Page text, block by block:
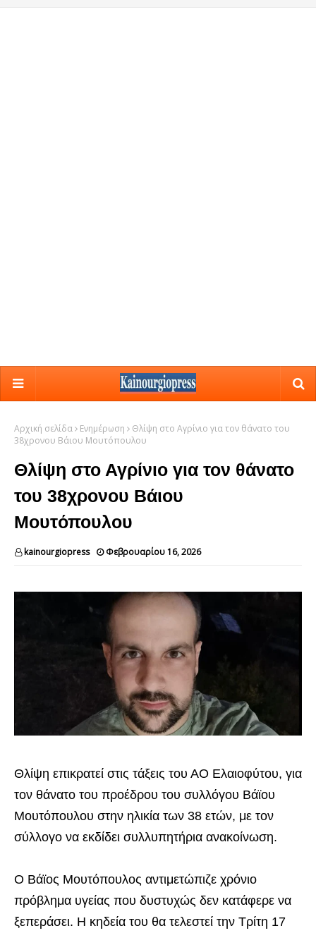
Αρχική σελίδα Ενημέρωση
Θλίψη στο Αγρίνιο για τον θάνατο του
38χρονου Βάιου Μουτόπουλου
Θλίψη στο Αγρίνιο για τον θάνατο
του 38χρονου Βάιου
Μουτόπουλου
kainourgiopress Φεβρουαρίου 16, 2026
Θλίψη επικρατεί στις τάξεις του ΑΟ Ελαιοφύτου, για
τον θάνατο του προέδρου του συλλόγου Βάϊου
Μουτόπουλου στην ηλικία των 38 ετών, με τον
σύλλογο να εκδίδει συλλυπητήρια ανακοίνωση.
Ο Βάϊος Μουτόπουλος αντιμετώπιζε χρόνιο
πρόβλημα υγείας που δυστυχώς δεν κατάφερε να
ξεπεράσει. Η κηδεία του θα τελεστεί την Τρίτη 17